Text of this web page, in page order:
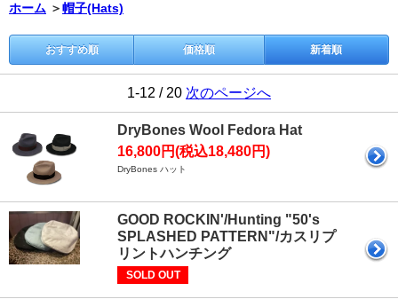
ホーム ＞帽子(Hats)
おすすめ順 価格順 新着順
1-12 / 20 次のページへ
DryBones Wool Fedora Hat
16,800円(税込18,480円)
DryBones ハット
GOOD ROCKIN'/Hunting "50's
SPLASHED PATTERN"/カスリプ
リントハンチング
SOLD OUT